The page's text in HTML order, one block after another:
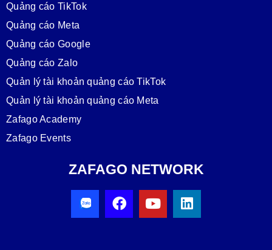
Quảng cáo TikTok
Quảng cáo Meta
Quảng cáo Google
Quảng cáo Zalo
Quản lý tài khoản quảng cáo TikTok
Quản lý tài khoản quảng cáo Meta
Zafago Academy
Zafago Events
ZAFAGO NETWORK